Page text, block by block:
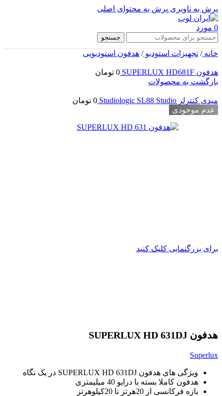
پرش به ناوبری پرش به محتوای اصلی
0 مورد
جستجو
خانه/ تجهیزات استودیو/ هدفون استودیویی
هدفون SUPERLUX HD681F 0 تومان
بازگشت به محصولات
میدی کنترلر Studiologic SL88 Studio 0 تومان
عدم موجودی
برای بزرگنمایی کلیک کنید
هدفون SUPERLUX HD 631DJ
Superlux
ویژگی های هدفون SUPERLUX HD 631DJ در یک نگاه
هدفون کاملا بسته با درایو 40 میلیمتری
بازه فرکانسی از 20هرتز تا 20کیلوهرتز